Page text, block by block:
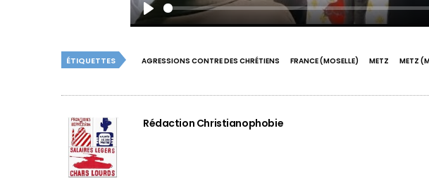
Play
ÉTIQUETTES AGRESSIONS CONTRE DES CHRÉTIENS FRANCE (MOSELLE) METZ METZ
Rédaction Christianophobie